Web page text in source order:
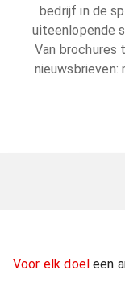
bedrijf in de
uiteenlopende
Van
Voor elk doeleen